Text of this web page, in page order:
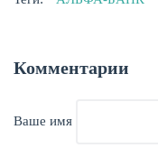
Комментарии
Ваше имя